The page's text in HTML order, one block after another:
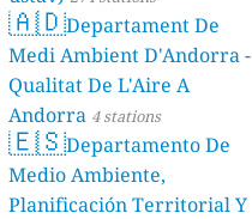
🇦🇩Departament De
Medi Ambient D'Andorra -
Qualitat De L'Aire A
Andorra 4 stations
🇪🇸Departamento De
Medio Ambiente,
Planificación Territorial Y